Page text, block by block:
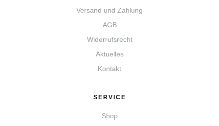
Versand und Zahlung
AGB
Widerrufsrecht
Aktuelles
Kontakt
SERVICE
Shop